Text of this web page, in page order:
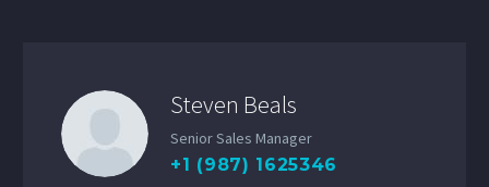
Steven Beals
Senior Sales Manager
+1 (987) 1625346